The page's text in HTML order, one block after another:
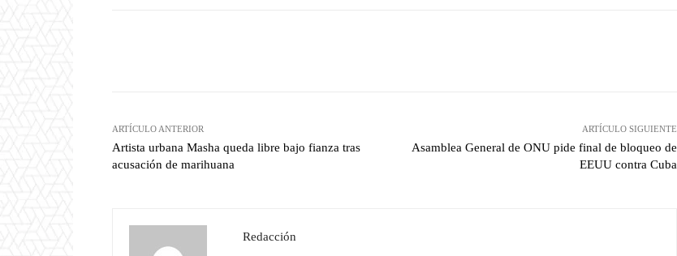
ARTÍCULO ANTERIOR
Artista urbana Masha queda libre bajo fianza tras
acusación de marihuana
ARTÍCULO SIGUIENTE
Asamblea General de ONU pide final de bloqueo de
EEUU contra Cuba
Redacción